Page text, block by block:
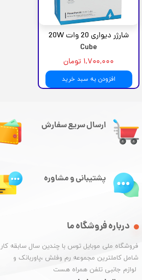
شارژر دیواری 20 وات 20W
Cube
۱,۷۰۰,۰۰۰ تومان
افزودن به سبد خرید
ارسال سریع سفارش
درباره فروشگاه ما
​فروشگاه ملی موبایل توس با چندین سال سابقه کار
شامل کاملترین مجموعه رم وفلش ،پاوربانک و
​​​​​​​ لوازم جانبی تلفن همراه هست
پشتیبانی و مشاوره